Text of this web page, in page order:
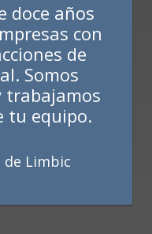
doce años
con
de
Somos
trabajamos
tu equipo.
de Limbic